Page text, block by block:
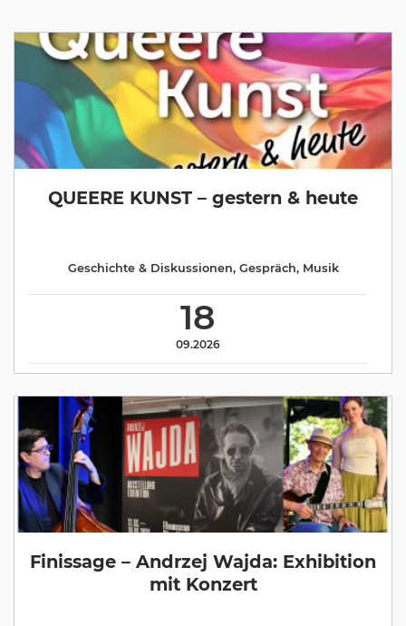
QUEERE KUNST – gestern & heute
18
09.2026
Geschichte & Diskussionen, Gespräch, Musik
Finissage – Andrzej Wajda: Exhibition
mit Konzert